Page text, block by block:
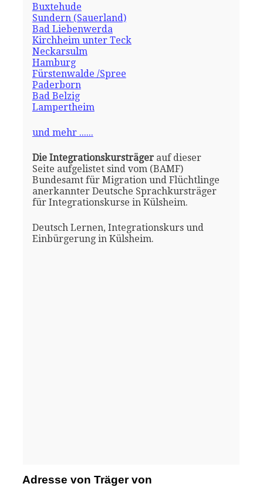
Buxtehude
Sundern (Sauerland)
Bad Liebenwerda
Kirchheim unter Teck
Neckarsulm
Hamburg
Fürstenwalde /Spree
Paderborn
Bad Belzig
Lampertheim
und mehr ......
Die Integrationskursträgerauf dieser
Seite aufgelistet sind vom (BAMF)
Bundesamt für Migration und Flüchtlinge
anerkannter Deutsche Sprachkursträger
für Integrationskurse in Külsheim.
Deutsch Lernen, Integrationskurs und
Einbürgerung in Külsheim.
Adresse von Träger von